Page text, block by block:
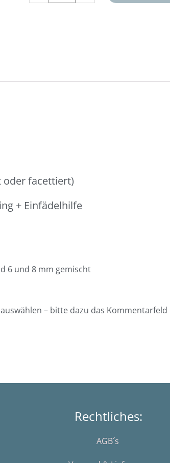
oder facettiert)
+ Einfädelhilfe
6 und 8 mm gemischt
– bitte dazu das
Rechtliches:
AGB´s